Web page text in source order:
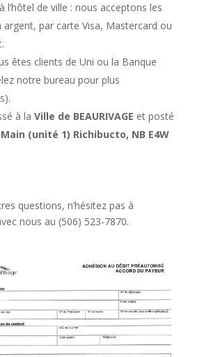
l’hôtel de ville : nous acceptons les
argent, par carte Visa, Mastercard ou
êtes clients de Uni ou la Banque
notre bureau pour plus
à la Ville de BEAURIVAGE et posté
(unité 1) Richibucto, NB E4W
questions, n’hésitez pas à
nous au (506) 523-7870.